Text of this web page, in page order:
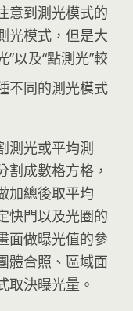
意到測光模式的
光模式，但是大
”以及“點測光”較
不同的測光模式
測光或平均測
割成數格方格，
加總後取平均
快門以及光圈的
面做曝光值的參
體合照、區域面
取決曝光量。